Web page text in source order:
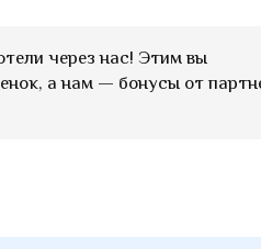
через нас! Этим вы
а нам — бонусы от